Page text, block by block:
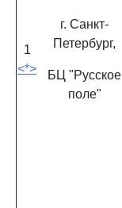
1
<*>
г. Санкт-
Петербург,
БЦ "Русское
поле"